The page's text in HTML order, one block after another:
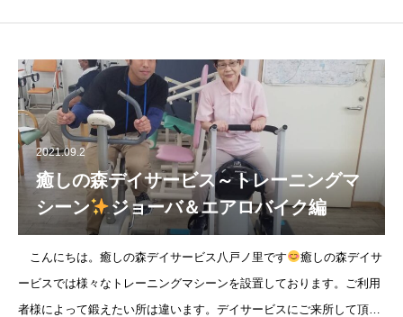
2021.09.2
癒しの森デイサービス～トレーニングマ
シーン
ジョーバ＆エアロバイク編
こんにちは。癒しの森デイサービス八戸ノ里です
癒しの森デイサ
ービスでは様々なトレーニングマシーンを設置しております。ご利用
者様によって鍛えたい所は違います。デイサービスにご来所して頂